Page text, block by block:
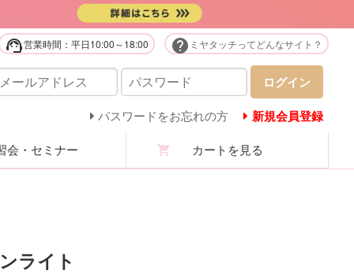
support_agent営業時間：平日10:00～18:00 help ミヤタッチってどんなサイト？
ログイン
パスワードをお忘れの方 新規会員登録
用品・化粧品
用美容機器・美顔器・家電
ユニフォーム
・セミナー カートを見る
ライト